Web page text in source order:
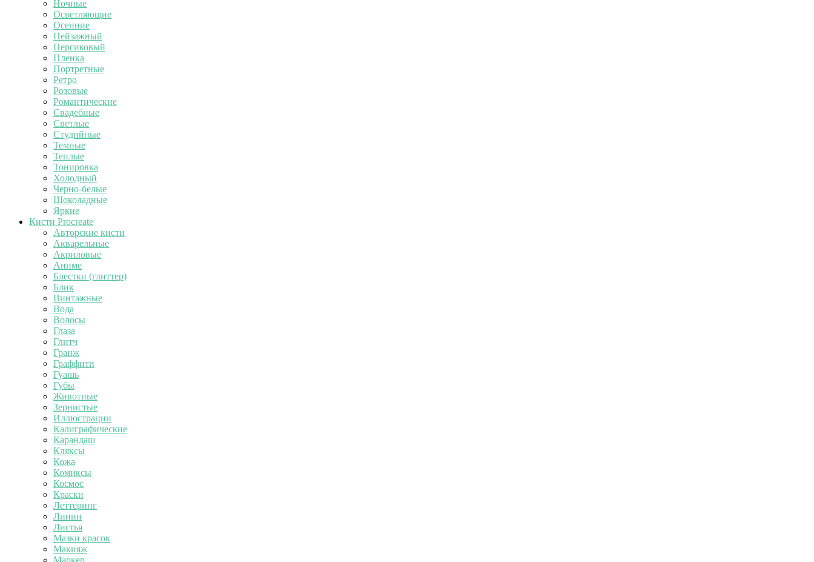
Ночные
Осветляющие
Осенние
Пейзажный
Персиковый
Пленка
Портретные
Ретро
Розовые
Романтические
Свадебные
Светлые
Студийные
Темные
Теплые
Тонировка
Холодный
Черно-белые
Шоколадные
Яркие
Кисти Procreate
Авторские кисти
Акварельные
Акриловые
Аниме
Блестки (глиттер)
Блик
Винтажные
Вода
Волосы
Глаза
Глитч
Гранж
Граффити
Гуашь
Губы
Животные
Зернистые
Иллюстрации
Калиграфические
Карандаш
Кляксы
Кожа
Комиксы
Космос
Краски
Леттеринг
Линии
Листья
Мазки красок
Макияж
Маркер